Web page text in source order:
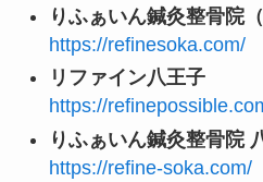
りふぁいん鍼灸整骨院（
https://refinesoka.com/
リファイン八王子
https://
りふぁいん鍼灸整骨院
https://refine-soka.com/